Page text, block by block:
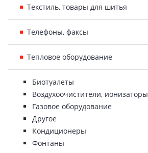
Текстиль, товары для шитья
Телефоны, факсы
Тепловое оборудование
Биотуалеты
Воздухоочистители, ионизаторы
Газовое оборудование
Другое
Кондиционеры
Фонтаны